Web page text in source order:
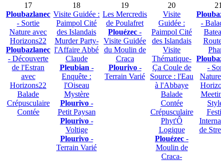
17
Ploubazlanec
- Sortie
Nature avec
Horizons22
Ploubazlanec
- Découverte
de l'Estran
avec
Horizons22
Balade
Crépusculaire
Contée
18
Visite Guidée :
Paimpol Cité
des Islandais
Murder Party-
l'Affaire Abbé
Claude
Pleubian -
Enquête :
l'Oiseau
Mystère
Plourivo-
Petit Paysan
Plourivo-
Voltige
Plourivo-
Terrain Varié
19
Les Mercredis
de Poulafret
Plouézec -
Visite Guidée
du Moulin de
Craca
Plourivo-
Terrain Varié
20
Visite
Guidée :
Paimpol Cité
des Islandais
Visite
Thématique-
Ça Coule de
Source : l'Eau
à l'Abbaye
Balade
Contée
Crépusculaire
Phyt'Ô
Logique
Plouézec -
Moulin de
Craca-
-
-
de